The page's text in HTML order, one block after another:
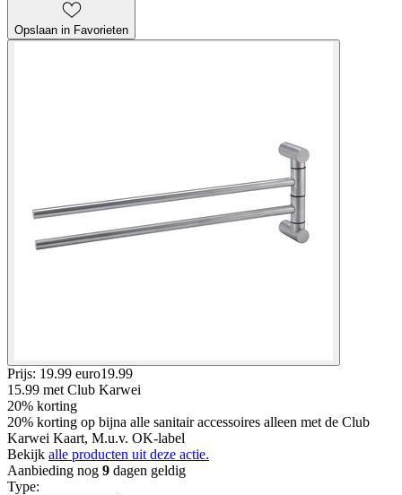
Opslaan in Favorieten
Prijs: 19.99 euro19.99
15.99 met Club Karwei
20% korting
20% korting op bijna alle sanitair accessoires alleen met de Club
Karwei Kaart, M.u.v. OK-label
Bekijk alle producten uit deze actie.
Aanbieding nog 9 dagen geldig
Type: